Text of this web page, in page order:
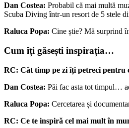
Dan Costea: Probabil că mai multă
Scuba Diving într-un resort de 5 stele
Raluca Popa: Cine știe? Mă surprind
Cum îți găsești inspirația…
RC: Cât timp pe zi îți petreci pentru
Dan Costea: Păi fac asta tot timpul…
Raluca Popa: Cercetarea și
RC: Ce te inspiră cel mai mult în